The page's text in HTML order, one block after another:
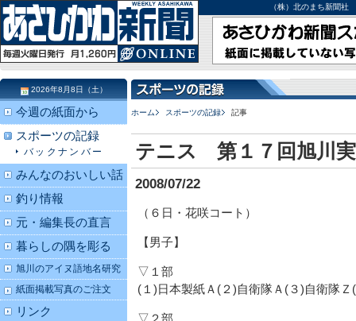
（株）北のまち新聞
ホーム スポーツの記録 記事
テニス 第１７回旭川
2008/07/22
（６日・花咲コート）
【男子】
▽１部
(１)日本製紙Ａ(２)自衛隊Ａ(３)自衛隊Ｚ
2026年8月8日（土）
今週の紙面から
スポーツの記録
バックナンバー
みんなのおいしい話
釣り情報
元・編集長の直言
暮らしの隅を彫る
旭川のアイヌ語地名研究
紙面掲載写真のご注文
リンク